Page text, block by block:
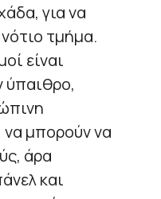
για να
τμήμα.
είναι
ύπαιθρο,
μπορούν να
άρα
και